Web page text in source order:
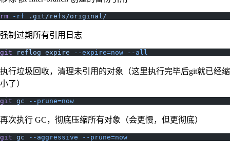
rm -rf .git/refs/original/
强制过期所有引用日志
git reflog expire --expire=now --all
执行垃圾回收，清理未引用的对象（这里执行完毕后git就已经缩
小了）
git gc --prune=now
再次执行 GC，彻底压缩所有对象（会更慢，但更彻底）
git gc --aggressive --prune=now